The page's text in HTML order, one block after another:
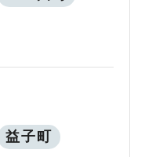
益子町